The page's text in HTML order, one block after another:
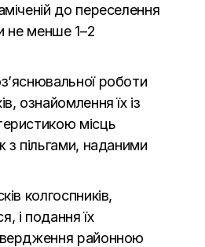
до переселення
не менше 1–2
роботи
ознайомлення їх із
місць
з пільгами, наданими
колгоспників,
і подання їх
районною